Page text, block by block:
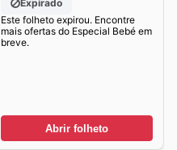
Expirado
Este folheto expirou. Encontre
mais ofertas do Especial Bebé em
breve.
Abrir folheto